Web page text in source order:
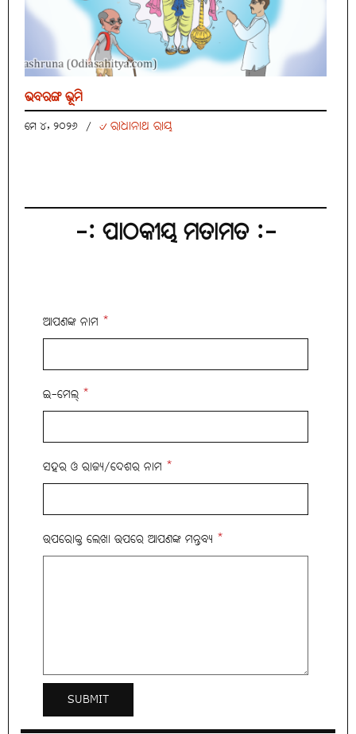
ଭବରଙ୍ଗ ଭୂମି
ମେ ୪, ୨୦୨୬ / ୰ ରାଧାନାଥ ରାୟ
-: ପାଠକୀୟ ମତାମତ :-
ଆପଣଙ୍କ ନାମ *
ଇ-ମେଲ୍ *
ସହର ଓ ରାଜ୍ୟ/ଦେଶର ନାମ *
ଉପରୋକ୍ତ ଲେଖା ଉପରେ ଆପଣଙ୍କ ମନ୍ତବ୍ୟ *